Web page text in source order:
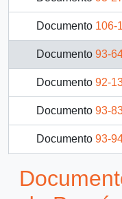
Documento 106-14-5 -
Documento 93-644 - [Carta
Documento 92-
Documento 93-8390 -
Documento 93-
93-
13 más...